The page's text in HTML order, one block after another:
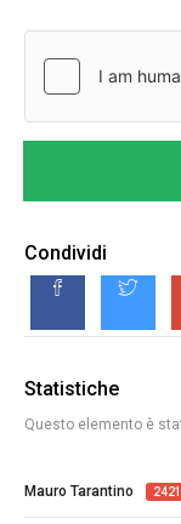
Condividi
Statistiche
Questo elemento è
Mauro Tarantino 2421